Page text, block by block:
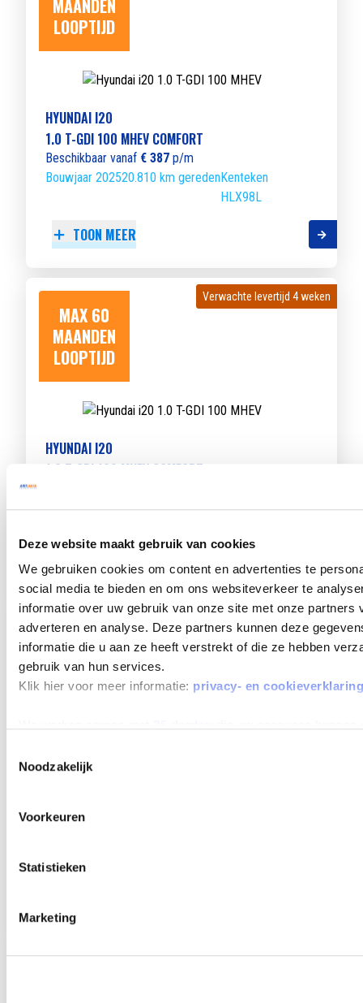
Deze website maakt gebruik van cookies
We gebruiken cookies om content en advertenties te
social media te bieden en om ons websiteverkeer te
informatie over uw gebruik van onze site met onze partners
adverteren en analyse. Deze partners kunnen deze
informatie die u aan ze heeft verstrekt of die ze hebben
gebruik van hun services.
Klik hier voor meer informatie: privacy- en cookieverklaring
Noodzakelijk
Voorkeuren
Statistieken
Marketing
MAANDEN
LOOPTIJD
HYUNDAI I20
1.0 T-GDI 100 MHEV COMFORT
Beschikbaar vanaf € 387 p/m
Bouwjaar 202520.810 km geredenKenteken
HLX98L
TOON MEER
MAX 60
MAANDEN
LOOPTIJD
Verwachte levertijd 4 weken
Verwachte levertijd 4 weken
HYUNDAI I20
1.0 T-GDI 100 MHEV COMFORT
Bouwjaar 20255.389 km geredenKenteken
TOON MEER
MAX 60
MAANDEN
LOOPTIJD
Verwachte levertijd 4 weken
Verwachte levertijd 4 weken
HYUNDAI I20
Beschikbaar vanaf
Verwachte levertijd 4 weken
Verwachte levertijd 4 weken